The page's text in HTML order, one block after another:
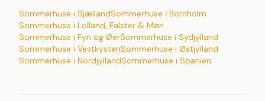
Sommerhuse i SjællandSommerhuse i Bornholm
Sommerhuse i Lolland, Falster & Møn
Sommerhuse i Fyn og ØerSommerhuse i Sydjylland
Sommerhuse i VestkystenSommerhuse i Østjylland
Sommerhuse i NordjyllandSommerhuse i Spanien